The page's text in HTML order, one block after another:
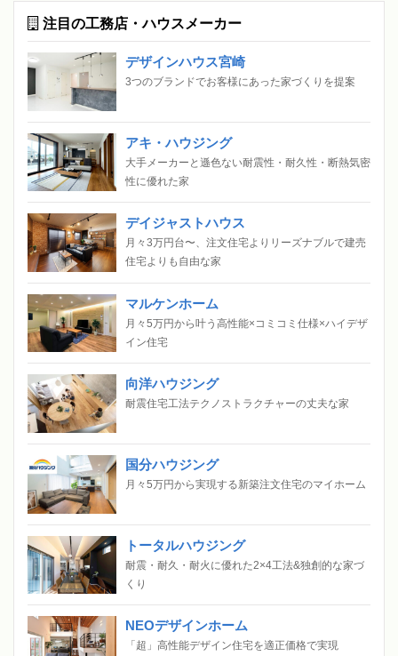
注目の工務店・ハウスメーカー
デザインハウス宮崎
3つのブランドでお客様にあった家づくりを提案
アキ・ハウジング
大手メーカーと遜色ない耐震性・耐久性・断熱気密
性に優れた家
デイジャストハウス
月々3万円台〜、注文住宅よりリーズナブルで建売
住宅よりも自由な家
マルケンホーム
月々5万円から叶う高性能×コミコミ仕様×ハイデザ
イン住宅
向洋ハウジング
耐震住宅工法テクノストラクチャーの丈夫な家
国分ハウジング
月々5万円から実現する新築注文住宅のマイホーム
トータルハウジング
耐震・耐久・耐火に優れた2×4工法&独創的な家づ
くり
NEOデザインホーム
「超」高性能デザイン住宅を適正価格で実現